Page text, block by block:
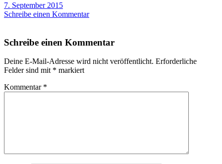
7. September 2015
Schreibe einen Kommentar
Schreibe einen Kommentar
Deine E-Mail-Adresse wird nicht veröffentlicht. Erforderliche
Felder sind mit * markiert
Kommentar *